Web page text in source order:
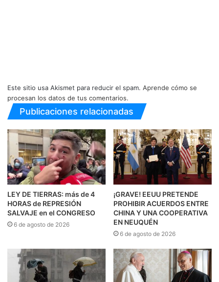
Este sitio usa Akismet para reducir el spam. Aprende cómo se
procesan los datos de tus comentarios.
Publicaciones relacionadas
LEY DE TIERRAS: más de 4
HORAS de REPRESIÓN
SALVAJE en el CONGRESO
6 de agosto de 2026
¡GRAVE! EEUU PRETENDE
PROHIBIR ACUERDOS ENTRE
CHINA Y UNA COOPERATIVA
EN NEUQUÉN
6 de agosto de 2026